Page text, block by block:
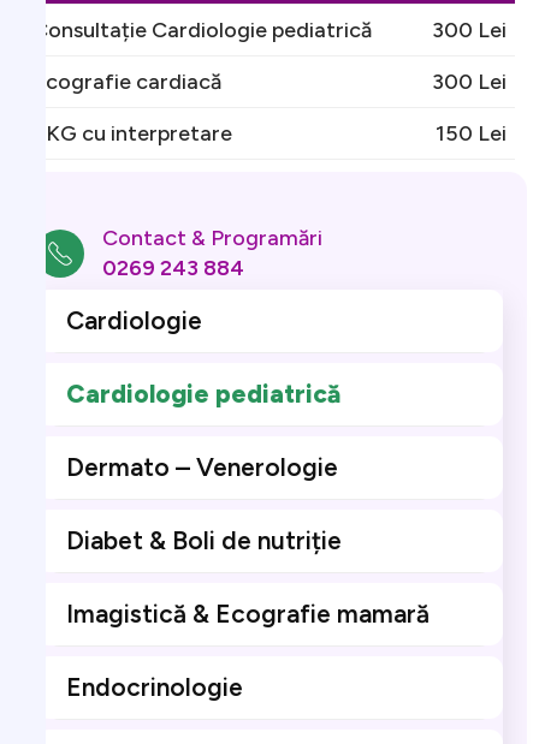
Consultație Cardiologie pediatrică
300 Lei
Ecografie cardiacă
300 Lei
EKG cu interpretare
150 Lei
Cardiologie
Cardiologie pediatrică
Dermato – Venerologie
Diabet & Boli de nutriție
Imagistică & Ecografie mamară
Endocrinologie
Contact & Programări
0269 243 884